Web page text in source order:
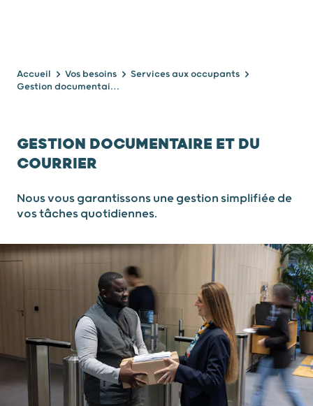
Accueil Vos besoins
Services aux occupants
Gestion documentaire et du courrier
GESTION DOCUMENTAIRE ET DU
COURRIER
Nous vous garantissons une gestion simplifiée de
vos tâches quotidiennes.